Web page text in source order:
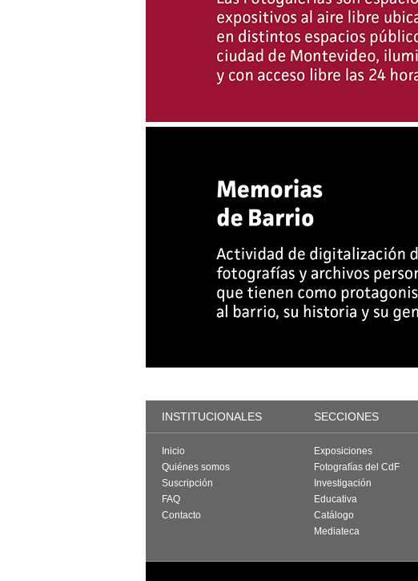
INSTITUCIONALES SECCIONES
Inicio
Quiénes somos
Suscripción
FAQ
Contacto
Exposiciones
Fotografías del CdF
Investigación
Educativa
Catálogo
Mediateca